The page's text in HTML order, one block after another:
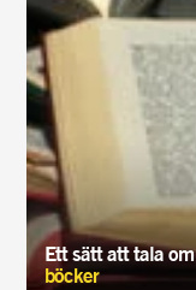
Ett sätt att tala om
böcker